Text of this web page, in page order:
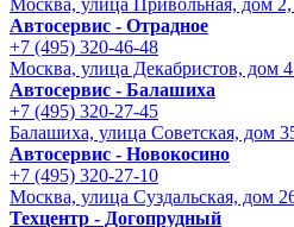
Москва, улица Привольная, дом 2,
Автосервис - Отрадное
+7 (495) 320-46-48
Москва, улица Декабристов, дом
Автосервис - Балашиха
+7 (495) 320-27-45
Балашиха, улица Советская, дом
Автосервис - Новокосино
+7 (495) 320-27-10
Москва, улица Суздальская, дом
Техцентр - Догопрудный